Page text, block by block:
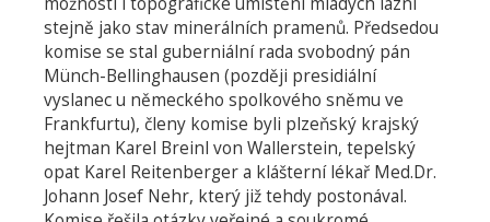
stejně jako stav minerálních pramenů. Předsedou
komise se stal guberniální rada svobodný pán
Münch-Bellinghausen (později presidiální
vyslanec u německého spolkového sněmu ve
Frankfurtu), členy komise byli plzeňský krajský
hejtman Karel Breinl von Wallerstein, tepelský
opat Karel Reitenberger a klášterní lékař Med.Dr.
Johann Josef Nehr, který již tehdy postonával.